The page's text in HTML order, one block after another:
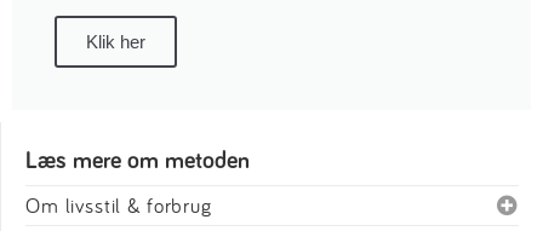
Klik her
Læs mere om metoden
Om livsstil & forbrug